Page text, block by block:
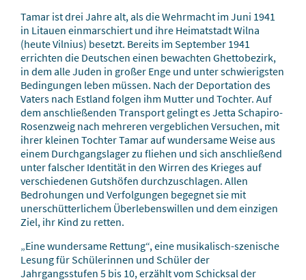
Tamar ist drei Jahre alt, als die Wehrmacht im Juni 1941
in Litauen einmarschiert und ihre Heimatstadt Wilna
(heute Vilnius) besetzt. Bereits im September 1941
errichten die Deutschen einen bewachten Ghettobezirk,
in dem alle Juden in großer Enge und unter schwierigsten
Bedingungen leben müssen. Nach der Deportation des
Vaters nach Estland folgen ihm Mutter und Tochter. Auf
dem anschließenden Transport gelingt es Jetta Schapiro-
Rosenzweig nach mehreren vergeblichen Versuchen, mit
ihrer kleinen Tochter Tamar auf wundersame Weise aus
einem Durchgangslager zu fliehen und sich anschließend
unter falscher Identität in den Wirren des Krieges auf
verschiedenen Gutshöfen durchzuschlagen. Allen
Bedrohungen und Verfolgungen begegnet sie mit
unerschütterlichem Überlebenswillen und dem einzigen
Ziel, ihr Kind zu retten.
„Eine wundersame Rettung“, eine musikalisch-szenische
Lesung für Schülerinnen und Schüler der
Jahrgangsstufen 5 bis 10, erzählt vom Schicksal der